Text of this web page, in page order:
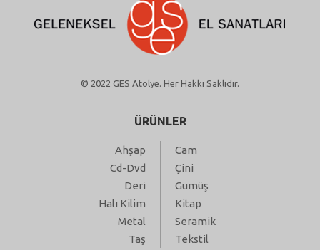
© 2022 GES Atölye. Her Hakkı Saklıdır.
ÜRÜNLER
Ahşap
Cam
Cd-Dvd
Çini
Deri
Gümüş
Halı Kilim
Kitap
Metal
Seramik
Taş
Tekstil